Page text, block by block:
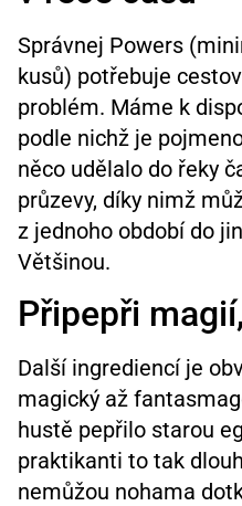
Správnej Powers
kusů) potřebuje
problém. Máme k
podle nichž je
něco udělalo do řeky
průzevy, díky nimž
z jednoho období do
Většinou.
Připepři
Další ingrediencí je
magický až
hustě pepřilo starou
praktikanti to tak
nemůžou nohama